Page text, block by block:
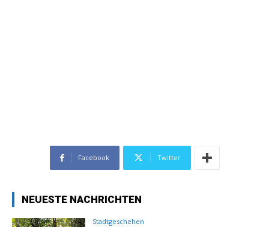
Facebook Twitter
NEUESTE NACHRICHTEN
Stadtgeschehen